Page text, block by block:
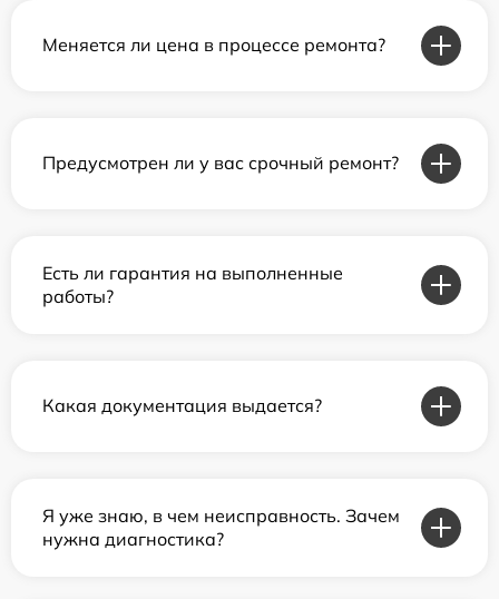
Меняется ли цена в процессе ремонта?
Предусмотрен ли у вас срочный ремонт?
Есть ли гарантия на выполненные
работы?
Какая документация выдается?
Я уже знаю, в чем неисправность. Зачем
нужна диагностика?